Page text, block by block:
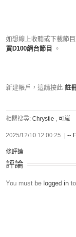
如想線上收聽或下載節
買D100網台節目
。
新建帳戶，這請按此 註
相關搜尋: Chrystie , 可嵐
2025/12/10 12:00:25 --
條評論
評論
You must be logged in